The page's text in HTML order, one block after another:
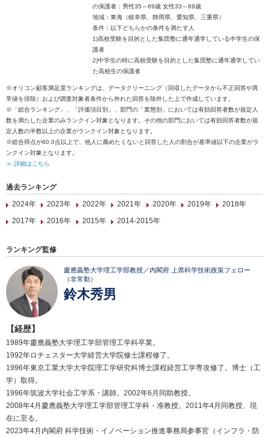
の保護者：男性35～69歳 女性33～69歳
地域：東海（岐阜県、静岡県、愛知県、三重県）
条件：以下どちらかの条件を満たす人
1)高校受験を目的とした集団塾に通年通学している中学生の保
護者
2)中学生の時に高校受験を目的とした集団塾に通年通学してい
た高校生の保護者
※オリコン顧客満足度ランキングは、データクリーニング（回収したデータから不正回答や異
常値を排除）および調査対象者条件から外れた回答を除外した上で作成しています。
※「総合ランキング」、「評価項目別」、部門の「業態別」においては有効回答者数が規定人
数を満たした企業のみランクイン対象となります。その他の部門においては有効回答者数が規
定人数の半数以上の企業がランクイン対象となります。
※総合得点が60.0点以上で、他人に薦めたくないと回答した人の割合が基準値以下の企業がラ
ンクイン対象となります。
≫ 詳細はこちら
過去ランキング
2024年
2023年 2022年 2021年 2020年 2019年
2018年
2017年
2016年 2015年 2014-2015年
ランキング監修
慶應義塾大学理工学部教授／内閣府 上席科学技術政策フェロー
（非常勤）
鈴木秀男
【経歴】
1989年慶應義塾大学理工学部管理工学科卒業。
1992年ロチェスター大学経営大学院修士課程修了。
1996年東京工業大学大学院理工学研究科博士課程経営工学専攻修了。博士（工
学）取得。
1996年筑波大学社会工学系・講師。2002年6月同助教授。
2008年4月慶應義塾大学理工学部管理工学科・准教授。2011年4月同教授、現
在に至る。
2023年4月内閣府 科学技術・イノベーション推進事務局参事官（インフラ・防